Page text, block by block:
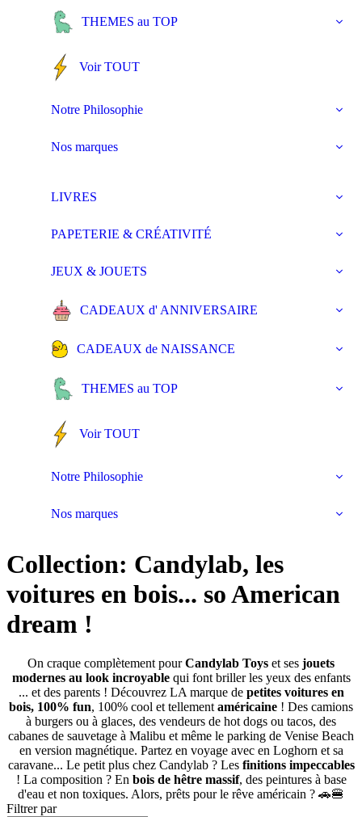
THEMES au TOP
Voir TOUT
Notre Philosophie
Nos marques
LIVRES
PAPETERIE & CRÉATIVITÉ
JEUX & JOUETS
CADEAUX d' ANNIVERSAIRE
CADEAUX de NAISSANCE
THEMES au TOP
Voir TOUT
Notre Philosophie
Nos marques
Collection: Candylab, les
voitures en bois... so American
dream !
On craque complètement pourCandylab Toys et ses jouets
modernes au look incroyablequi font briller les yeux des enfants
... et des parents ! Découvrez LA marque de petites voitures en
bois, 100% fun, 100% cool et tellement américaine ! Des camions
à burgers ou à glaces, des vendeurs de hot dogs ou tacos, des
cabanes de sauvetage à Malibu et même le parking de Venise Beach
en version magnétique. Partez en voyage avec en Loghorn et sa
caravane... Le petit plus chez Candylab ? Les finitions impeccables
! La composition ? En bois de hêtre massif, des peintures à base
d'eau et non toxiques. Alors, prêts pour le rêve américain ? 🚗🍔
Filtrer par